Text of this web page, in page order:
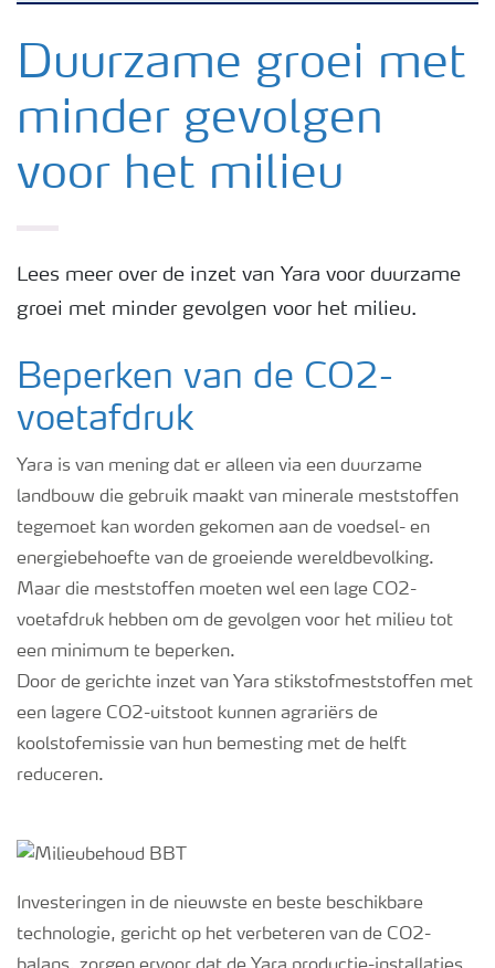
Gewassen
Meststoffen
Meststoffen veiligheid
Podcasts
Duurzame groei met
minder gevolgen
voor het milieu
Lees meer over de inzet van Yara voor duurzame
groei met minder gevolgen voor het milieu.
Beperken van de CO2-
voetafdruk
Yara is van mening dat er alleen via een duurzame
landbouw die gebruik maakt van minerale meststoffen
tegemoet kan worden gekomen aan de voedsel- en
energiebehoefte van de groeiende wereldbevolking.
Maar die meststoffen moeten wel een lage CO2-
voetafdruk hebben om de gevolgen voor het milieu tot
een minimum te beperken.
Door de gerichte inzet van Yara stikstofmeststoffen met
een lagere CO2-uitstoot kunnen agrariërs de
koolstofemissie van hun bemesting met de helft
reduceren.
Investeringen in de nieuwste en beste beschikbare
technologie, gericht op het verbeteren van de CO2-